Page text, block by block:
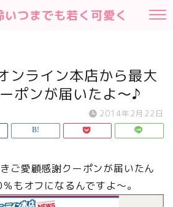
いつまでも若く可愛く
ンライン本店から最大
ポンが届いたよ～♪
2014年2月22日
ご愛顧感謝クーポンが届いたん
もオフになるんですよ～。